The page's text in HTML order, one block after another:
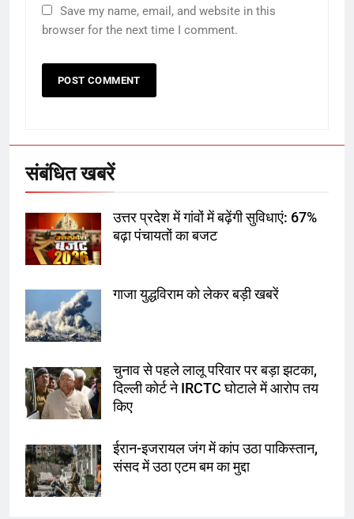
Save my name, email, and website in this
browser for the next time I comment.
संबंधित खबरें
उत्तर प्रदेश में गांवों में बढ़ेंगी सुविधाएं: 67%
बढ़ा पंचायतों का बजट
गाजा युद्धविराम को लेकर बड़ी खबरें
चुनाव से पहले लालू परिवार पर बड़ा झटका,
दिल्ली कोर्ट ने IRCTC घोटाले में आरोप तय
किए
ईरान-इजरायल जंग में कांप उठा पाकिस्तान,
संसद में उठा एटम बम का मुद्दा
राम की नगरी अयोध्या में आने वाले भक्तों
का स्वागत करेगा लक्ष्मण द्वार
7
गाजा युद्धविराम को लेकर बड़ी खबरें
8
तय किए
1
रोशन सिंह के नाम पर करने की मांग तेज